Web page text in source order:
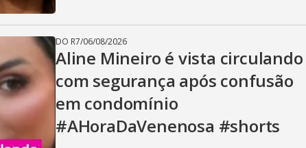
DO R7/06/08/2026
Aline Mineiro é vista circulando
com segurança após confusão
em condomínio
#AHoraDaVenenosa #shorts